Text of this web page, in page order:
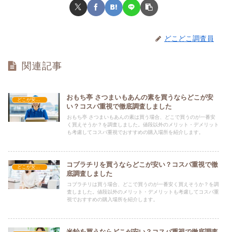
どこどこ調査員
関連記事
どこが安い？-食品・食材
おもち亭 さつまいもあんの素を買うならどこが安
い？コスパ重視で徹底調査しました
おもち亭 さつまいもあんの素は買う場合、どこで買うのが一番安
く買えそうか？を調査しました。値段以外のメリット・デメリット
も考慮してコスパ重視でおすすめの購入場所を紹介します。
どこが安い？-食品・食材
コブラチリを買うならどこが安い？コスパ重視で徹
底調査しました
コブラチリは買う場合、どこで買うのが一番安く買えそうか？を調
査しました。値段以外のメリット・デメリットも考慮してコスパ重
視でおすすめの購入場所を紹介します。